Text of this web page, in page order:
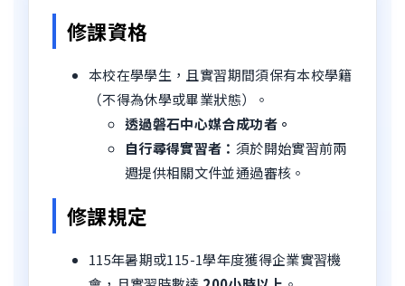
修課資格
本校在學學生，且實習期間須保有本校學籍
（不得為休學或畢業狀態）。
透過磐石中心媒合成功者。
自行尋得實習者： 須於開始實習前兩
週提供相關文件並通過審核。
修課規定
115年暑期或115-1學年度獲得企業實習機